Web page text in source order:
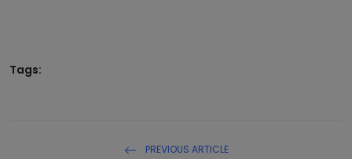
Tags:
PREVIOUS ARTICLE